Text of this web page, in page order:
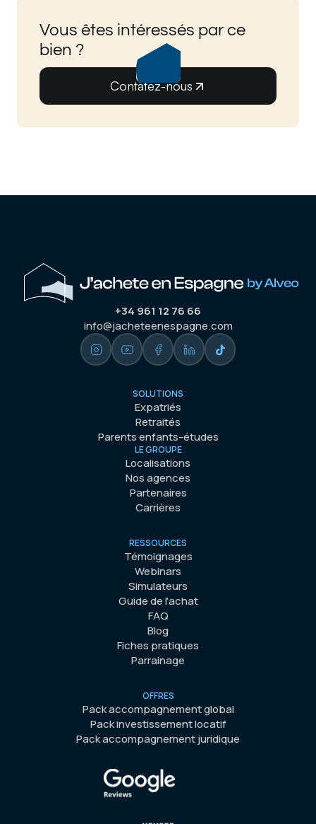
Vous êtes intéressés par ce
bien ?
Contatez-nous
+34 961 12 76 66
info@jacheteenespagne.com
SOLUTIONS
Expatriés
Retraités
Parents enfants-études
LE GROUPE
Localisations
Nos agences
Partenaires
Carrières
RESSOURCES
Témoignages
Webinars
Simulateurs
Guide de l'achat
FAQ
Blog
Fiches pratiques
Parrainage
OFFRES
Pack accompagnement global
Pack investissement locatif
Pack accompagnement juridique